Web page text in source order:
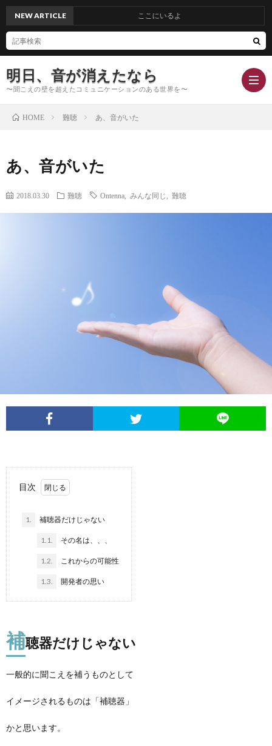
明日、音が消えたなら
〜聞こえの壁を超えたコミュニケーションのある世界を〜
Blog
NEW ARTICLE ここにいるよ
HOME 難聴 あ、音がいた
あ、音がいた
2018.03.30 難聴 Ontenna みんな同じ 難聴
目次
1. 補聴器だけじゃない
1.1. その名は、、、
1.2. これからの可能性
1.3. 開発者の思い
補聴器だけじゃない
一般的に聞こえを補うものとして
イメージされるものは「補聴器」
かと思います。